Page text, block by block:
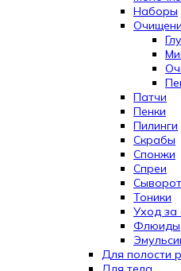
Наборы
Патчи
Пенки
Пилинги
Скрабы
Спонжи
Спреи
Тоники
Уход за
Флюиды
Для полости